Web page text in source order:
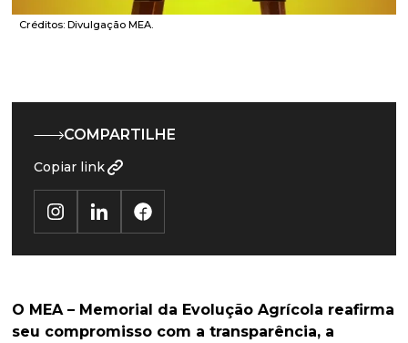
Créditos: Divulgação MEA.
COMPARTILHE
Copiar link
O MEA – Memorial da Evolução Agrícola reafirma
seu compromisso com a transparência, a